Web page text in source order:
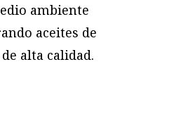
ambiente
aceites de
alta calidad.